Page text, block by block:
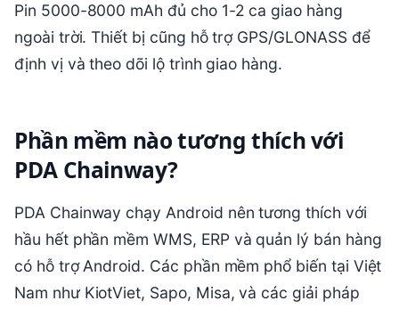
Pin 5000-8000 mAh đủ cho 1-2 ca giao hàng
ngoài trời. Thiết bị cũng hỗ trợ GPS/GLONASS để
định vị và theo dõi lộ trình giao hàng.
Phần mềm nào tương thích với
PDA Chainway?
PDA Chainway chạy Android nên tương thích với
hầu hết phần mềm WMS, ERP và quản lý bán hàng
có hỗ trợ Android. Các phần mềm phổ biến tại Việt
Nam như KiotViet, Sapo, Misa, và các giải pháp